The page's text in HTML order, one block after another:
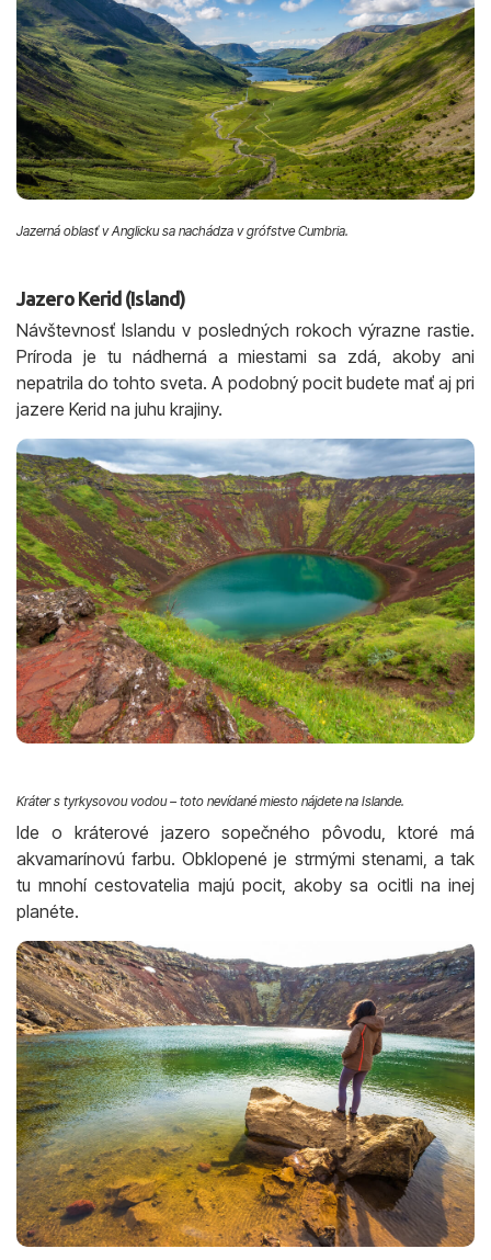
Jazerná oblasť v Anglicku sa nachádza v grófstve Cumbria.
Jazero Kerid (Island)
Návštevnosť Islandu v posledných rokoch výrazne rastie.
Príroda je tu nádherná a miestami sa zdá, akoby ani
nepatrila do tohto sveta. A podobný pocit budete mať aj pri
jazere Kerid na juhu krajiny.
Kráter s tyrkysovou vodou – toto nevídané miesto nájdete na Islande.
Ide o kráterové jazero sopečného pôvodu, ktoré má
akvamarínovú farbu. Obklopené je strmými stenami, a tak
tu mnohí cestovatelia majú pocit, akoby sa ocitli na inej
planéte.